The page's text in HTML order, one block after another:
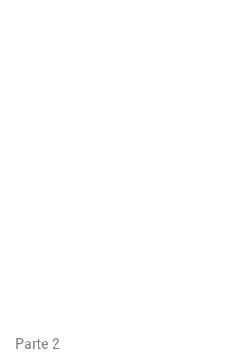
Parte 2